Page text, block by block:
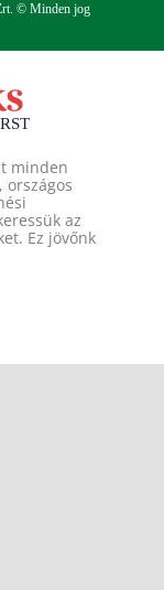
© Minden jog
minden
országos
az
Ez jövőnk